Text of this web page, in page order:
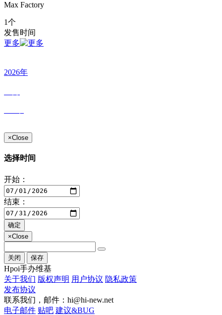
Max Factory
1个
发售时间
更多
2026年
×Close
选择时间
开始：
结束：
确定
×Close
关闭 保存
Hpoi手办维基
关于我们 版权声明 用户协议 隐私政策
发布协议
联系我们，邮件：hi@hi-new.net
电子邮件 贴吧 建议&BUG